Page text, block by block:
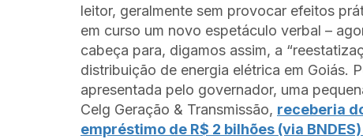
leitor, geralmente sem provocar efeitos
em curso um novo espetáculo verbal –
cabeça para, digamos assim, a
distribuição de energia elétrica em Goiás.
apresentada pelo governador, uma
Celg Geração & Transmissão, receberia
empréstimo de R$ 2 bilhões (via